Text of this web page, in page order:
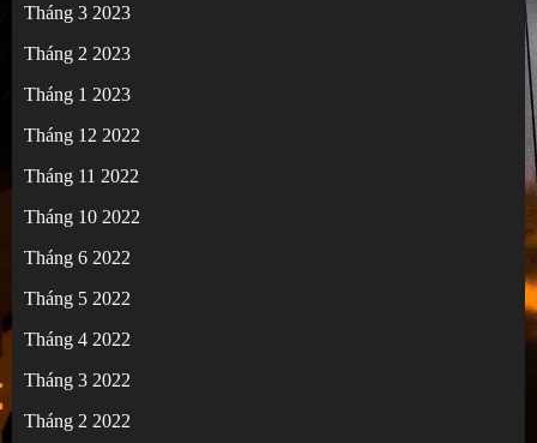
Tháng 3 2023
Tháng 2 2023
Tháng 1 2023
Tháng 12 2022
Tháng 11 2022
Tháng 10 2022
Tháng 6 2022
Tháng 5 2022
Tháng 4 2022
Tháng 3 2022
Tháng 2 2022